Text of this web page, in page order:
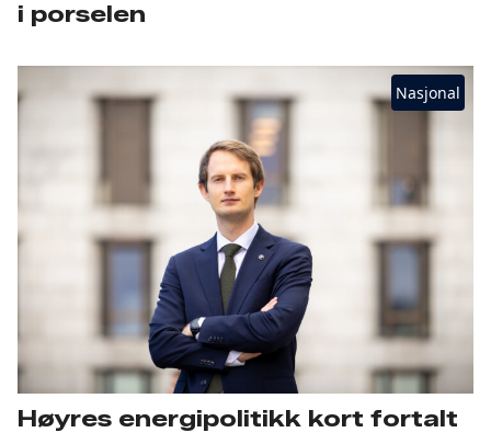
i porselen
Nasjonal
Høyres energipolitikk kort fortalt